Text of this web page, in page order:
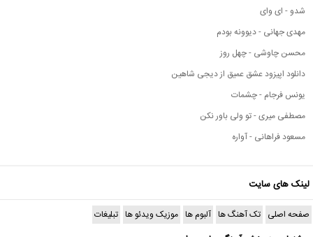
شدو - ای وای
مهدی جهانی - دیوونه بودم
محسن چاوشی - چهل روز
دانلود اپیزود عشق عمیق از دیجی شاهین
یونس فرجام - چشمات
مصطفی میری - تو ولی باور نکن
مسعود فراهانی - آواره
لینک های سایت
صفحه اصلی تک آهنگ ها آلبوم ها موزیک ویدئو ها تبلیغات